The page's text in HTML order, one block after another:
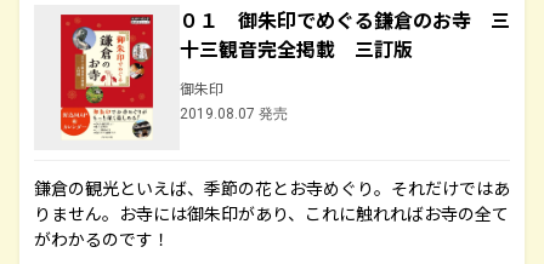
０１ 御朱印でめぐる鎌倉のお寺 三
十三観音完全掲載 三訂版
御朱印
2019.08.07 発売
鎌倉の観光といえば、季節の花とお寺めぐり。それだけではあ
りません。お寺には御朱印があり、これに触れればお寺の全て
がわかるのです！